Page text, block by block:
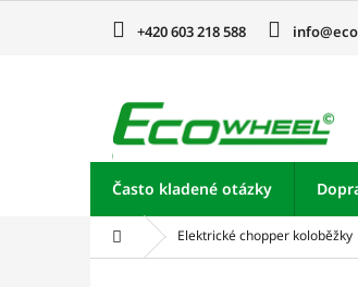
+420 603 218 588
Často kladené otázky
Domů Elektrické chopper koloběžky